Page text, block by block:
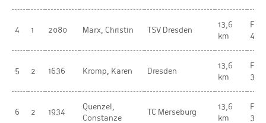
4 1 2080 Marx, Christin TSV Dresden
13,6
km
45-
5 2 1636 Kromp, Karen Dresden
13,6
km
30-
6 2 1934
Quenzel,
Constanze
TC Merseburg
13,6
km
35-